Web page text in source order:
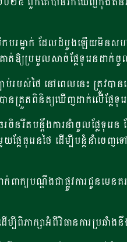
២៥​ ពួកគេបានរកឃើញកុងតឺន័រ
កបរម្នាក់ ដែលដំបូងឡើយមិនស
ត់ឱ្យប្រមូលសាច់ផ្លែទុរេនដាក់
ាប់​របស់ថៃ នៅពេលនេះ ត្រូវ​
នត្រួតពិនិត្យឃើញដាក់​លើផ្លែ​ទុ
នរឹតបន្តឹងការនាំចូលផ្លែទុរេ
ែធុរេនថៃ ដើម្បីបន្លំនាំចេ
បណ្តឹងជាផ្លូវការជូនមេនគរប
ពិភាក្សា​អំពី​វិធានការ​ប្រឆាំង​